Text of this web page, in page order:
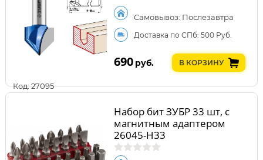
Код: 27095
Самовывоз: Послезавтра
Доставка по СПб: 500 Руб.
690 руб. В КОРЗИНУ
Набор бит ЗУБР 33 шт, с
магнитным адаптером
26045-H33